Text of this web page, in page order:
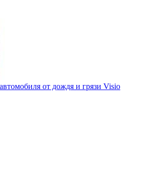
от дождя и грязи Visio